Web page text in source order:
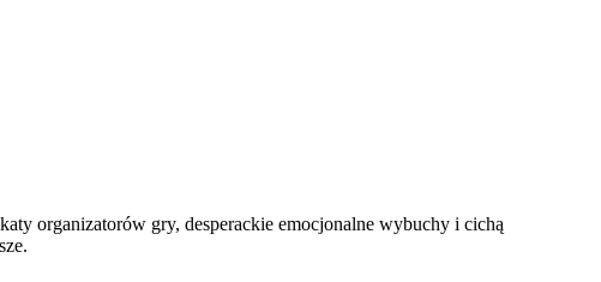
organizatorów gry, desperackie emocjonalne wybuchy i cichą